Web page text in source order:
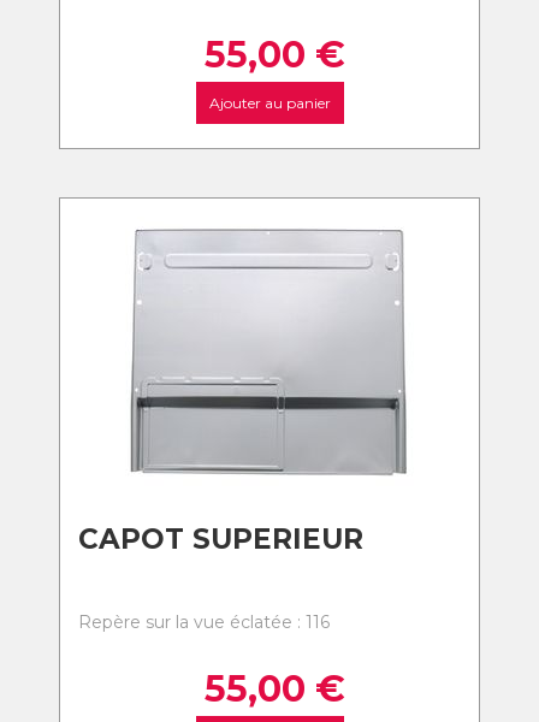
55,00 €
Ajouter au panier
CAPOT SUPERIEUR
Repère sur la vue éclatée : 116
55,00 €